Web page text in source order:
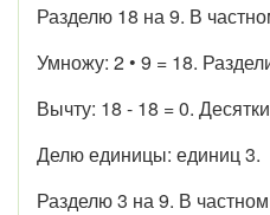
Разделю 18 на 9. В
Умножу: 2 • 9 = 18.
Вычту: 18 - 18 = 0.
Делю единицы: единиц 3.
Разделю 3 на 9. В